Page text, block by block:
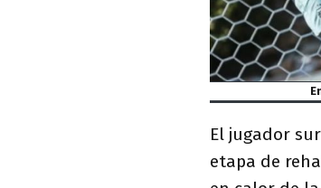
El jugador
etapa de